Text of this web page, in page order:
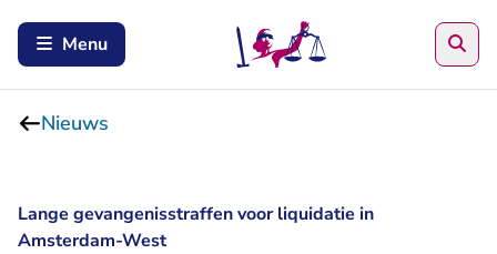
Menu
Nieuws
Lange gevangenisstraffen voor liquidatie in
Amsterdam-West